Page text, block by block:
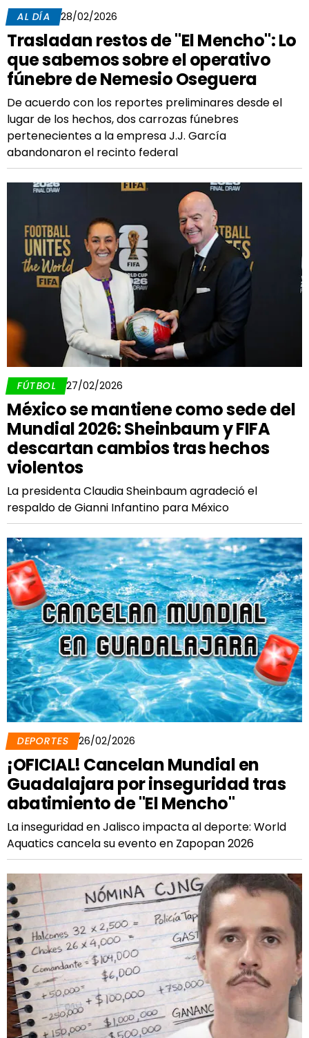
AL DÍA 28/02/2026
Trasladan restos de "El Mencho": Lo
que sabemos sobre el operativo
fúnebre de Nemesio Oseguera
De acuerdo con los reportes preliminares desde el
lugar de los hechos, dos carrozas fúnebres
pertenecientes a la empresa J.J. García
abandonaron el recinto federal
FÚTBOL 27/02/2026
México se mantiene como sede del
Mundial 2026: Sheinbaum y FIFA
descartan cambios tras hechos
violentos
La presidenta Claudia Sheinbaum agradeció el
respaldo de Gianni Infantino para México
DEPORTES 26/02/2026
¡OFICIAL! Cancelan Mundial en
Guadalajara por inseguridad tras
abatimiento de "El Mencho"
La inseguridad en Jalisco impacta al deporte: World
Aquatics cancela su evento en Zapopan 2026